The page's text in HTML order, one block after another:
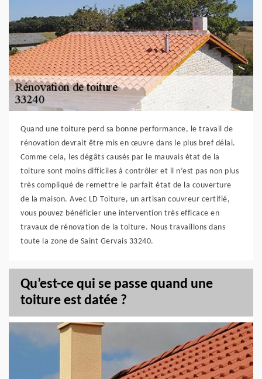
Quand une toiture perd sa bonne performance, le travail de
rénovation devrait être mis en œuvre dans le plus bref délai.
Comme cela, les dégâts causés par le mauvais état de la
toiture sont moins difficiles à contrôler et il n’est pas non plus
très compliqué de remettre le parfait état de la couverture
de la maison. Avec LD Toiture, un artisan couvreur certifié,
vous pouvez bénéficier une intervention très efficace en
travaux de rénovation de la toiture. Nous travaillons dans
toute la zone de Saint Gervais 33240.
Qu’est-ce qui se passe quand une
toiture est datée ?